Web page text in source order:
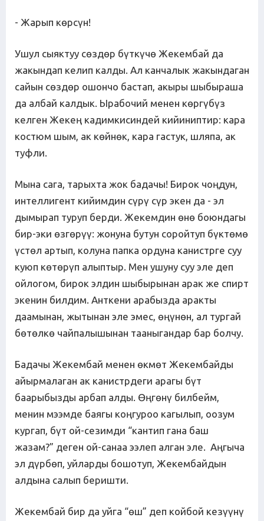
- Жарып көрсүн!
Ушул сыяктуу сөздөр бүткүчө Жекембай да
жакындап келип калды. Ал канчалык жакындаган
сайын сөздөр ошончо бастап, акыры шыбыраша
да албай калдык. Ырабочий менен көргүбүз
келген Жекең кадимкисиндей кийиниптир: кара
костюм шым, ак көйнөк, кара гастук, шляпа, ак
туфли.
Мына сага, тарыхта жок бадачы! Бирок чоңдун,
интеллигент кийимдин сүрү сүр экен да - эл
дымырап туруп берди. Жекемдин өнө боюндагы
бир-эки өзгөрүү: жонуна бутун соройтуп бүктөмө
үстөл артып, колуна папка ордуна канистрге суу
куюп көтөрүп алыптыр. Мен ушуну суу эле деп
ойлогом, бирок элдин шыбырынан арак же спирт
экенин билдим. Анткени арабызда аракты
даамынан, жытынан эле эмес, өңүнөн, ал тургай
бөтөлкө чайпалышынан тааныгандар бар болчу.
Бадачы Жекембай менен өкмөт Жекембайды
айырмалаган ак канистрдеги арагы бүт
баарыбызды арбап алды. Өңгөнү билбейм,
менин мээмде баягы коңгуроо кагылып, оозум
кургап, бүт ой-сезимди “кантип гана баш
жазам?” деген ой-санаа ээлеп алган эле. Аңгыча
эл дүрбөп, уйларды бошотуп, Жекембайдын
алдына салып беришти.
Жекембай бир да уйга “өш” деп койбой кезүүнү